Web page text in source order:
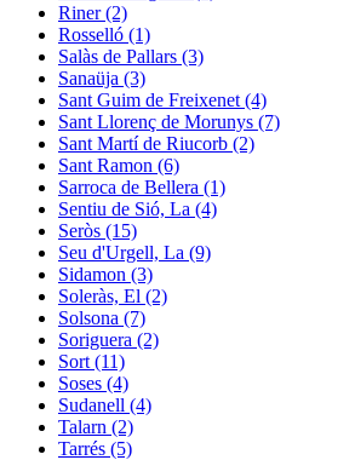
Riner (2)
Rosselló (1)
Salàs de Pallars (3)
Sanaüja (3)
Sant Guim de Freixenet (4)
Sant Llorenç de Morunys (7)
Sant Martí de Riucorb (2)
Sant Ramon (6)
Sarroca de Bellera (1)
Sentiu de Sió, La (4)
Seròs (15)
Seu d'Urgell, La (9)
Sidamon (3)
Soleràs, El (2)
Solsona (7)
Soriguera (2)
Sort (11)
Soses (4)
Sudanell (4)
Talarn (2)
Tarrés (5)